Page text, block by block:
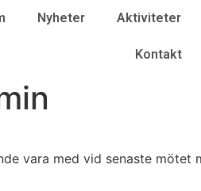
Nyheter Aktiviteter
Kontakt
vara med vid senaste